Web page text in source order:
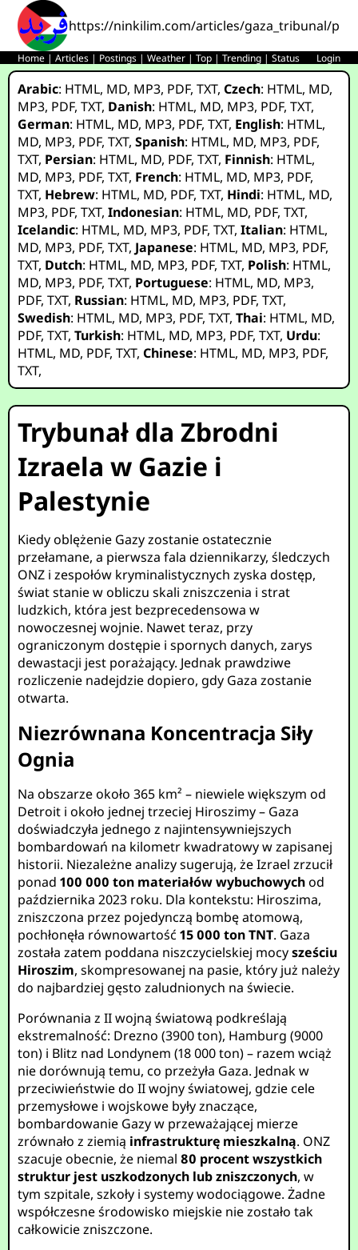
https://ninkilim.com/articles/gaza_tribunal/
Home |Articles | Postings |Weather |Top |Trending |Status Login
Arabic: HTML, MD, MP3, PDF,TXT,Czech: HTML, MD,
MP3, PDF,TXT, Danish: HTML, MD, MP3, PDF,TXT,
German: HTML, MD, MP3, PDF,TXT, English: HTML,
MD, MP3, PDF,TXT,Spanish: HTML, MD, MP3, PDF,
TXT, Persian: HTML, MD, PDF,TXT, Finnish: HTML,
MD, MP3, PDF,TXT, French: HTML, MD, MP3, PDF,
TXT, Hebrew: HTML, MD, PDF,TXT, Hindi: HTML, MD,
MP3, PDF,TXT,Indonesian: HTML, MD, PDF,TXT,
Icelandic: HTML, MD, MP3, PDF,TXT,Italian: HTML,
MD, MP3, PDF,TXT, Japanese: HTML, MD, MP3, PDF,
TXT, Dutch: HTML, MD, MP3, PDF,TXT, Polish: HTML,
MD, MP3, PDF,TXT, Portuguese: HTML, MD, MP3,
PDF,TXT, Russian: HTML, MD, MP3, PDF,TXT,
Swedish: HTML, MD, MP3, PDF,TXT,Thai: HTML, MD,
PDF,TXT,Turkish: HTML, MD, MP3, PDF,TXT, Urdu:
HTML, MD, PDF,TXT,Chinese: HTML, MD, MP3, PDF,
TXT,
Trybunał dla Zbrodni
Izraela w Gazie i
Palestynie
Kiedy oblężenie Gazy zostanie ostatecznie
przełamane, a pierwsza fala dziennikarzy, śledczych
ONZ i zespołów kryminalistycznych zyska dostęp,
świat stanie w obliczu skali zniszczenia i strat
ludzkich, która jest bezprecedensowa w
nowoczesnej wojnie. Nawet teraz, przy
ograniczonym dostępie i spornych danych, zarys
dewastacji jest porażający. Jednak prawdziwe
rozliczenie nadejdzie dopiero, gdy Gaza zostanie
otwarta.
Niezrównana Koncentracja Siły
Ognia
Na obszarze około 365 km² – niewiele większym od
Detroit i około jednej trzeciej Hiroszimy – Gaza
doświadczyła jednego z najintensywniejszych
bombardowań na kilometr kwadratowy w zapisanej
historii. Niezależne analizy sugerują, że Izrael zrzucił
ponad100 000 ton materiałów wybuchowychod
października 2023 roku. Dla kontekstu: Hiroszima,
zniszczona przez pojedynczą bombę atomową,
pochłonęła równowartość15 000 ton TNT. Gaza
została zatem poddana niszczycielskiej mocysześciu
Hiroszim, skompresowanej na pasie, który już należy
do najbardziej gęsto zaludnionych na świecie.
Porównania z II wojną światową podkreślają
ekstremalność: Drezno (3900 ton), Hamburg (9000
ton) i Blitz nad Londynem (18 000 ton) – razem wciąż
nie dorównują temu, co przeżyła Gaza. Jednak w
przeciwieństwie do II wojny światowej, gdzie cele
przemysłowe i wojskowe były znaczące,
bombardowanie Gazy w przeważającej mierze
zrównało z ziemią infrastrukturę mieszkalną. ONZ
szacuje obecnie, że niemal80 procent wszystkich
struktur jest uszkodzonych lub zniszczonych, w
tym szpitale, szkoły i systemy wodociągowe. Żadne
współczesne środowisko miejskie nie zostało tak
całkowicie zniszczone.